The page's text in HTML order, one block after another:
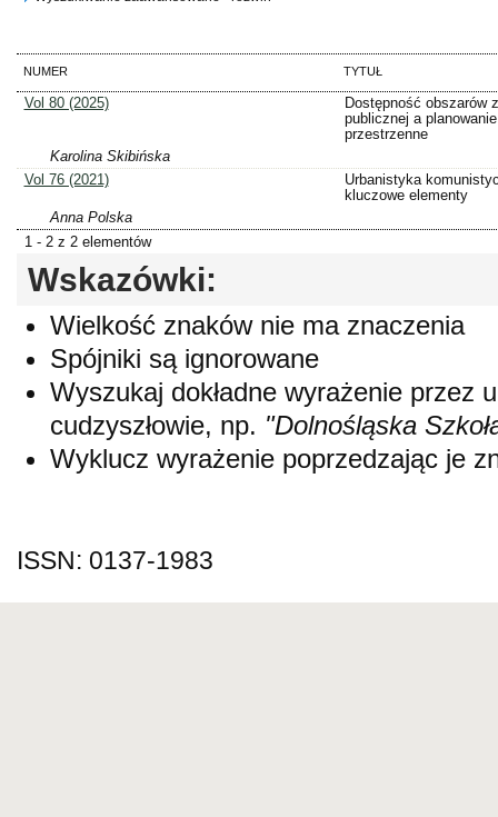
NUMER TYTUŁ
Vol 80 (2025)
Dostępność obszarów
publicznej a planowanie
przestrzenne
Karolina Skibińska
Vol 76 (2021)
Urbanistyka
kluczowe elementy
Anna Polska
1 - 2 z 2 elementów
Wskazówki:
Wielkość znaków nie ma znaczenia
Spójniki są ignorowane
Wyszukaj dokładne wyrażenie przez
cudzyszłowie, np. "Dolnośląska
Wyklucz wyrażenie poprzedzając je
ISSN: 0137-1983